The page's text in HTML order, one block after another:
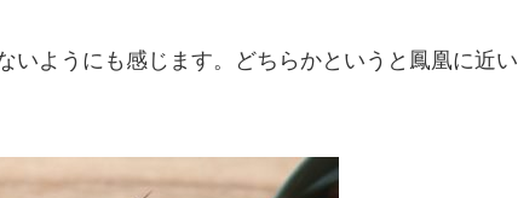
いようにも感じます。どちらかというと鳳凰に近い